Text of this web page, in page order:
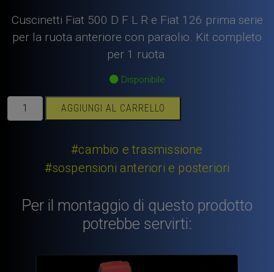
Cuscinetti Fiat 500 D F L R e Fiat 126 prima serie
per la ruota anteriore con paraolio. Kit completo
per 1 ruota.
Disponibile
Cuscinetti
Fiat
AGGIUNGI AL CARRELLO
#cambio e trasmissione
#sospensioni anteriori e posteriori
Per il montaggio di questo prodotto
potrebbe servirti: